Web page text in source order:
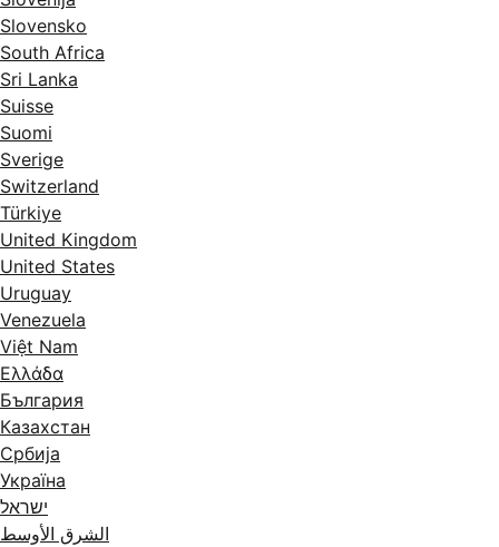
Slovensko
South Africa
Sri Lanka
Suisse
Suomi
Sverige
Switzerland
Türkiye
United Kingdom
United States
Uruguay
Venezuela
Việt Nam
Ελλάδα
България
Казахстан
Србија
Україна
ישראל
الشرق الأوسط